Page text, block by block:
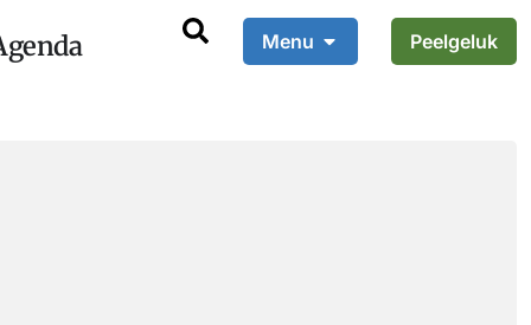
Menu Peelgeluk